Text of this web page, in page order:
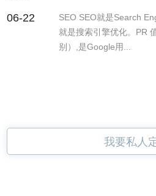
06-22
SEO SEO就是Search
就是搜索引擎优化。PR
别）,是Google用...
我要私人